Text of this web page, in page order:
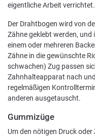
eigentliche Arbeit verrichtet.
Der Drahtbogen wird von
Zähne geklebt werden,
einem oder mehreren
Zähne in die gewünschte
schwachen) Zug passen
Zahnhalteapparat nach
regelmäßigen
anderen ausgetauscht.
Gummizüge
Um den nötigen Druck